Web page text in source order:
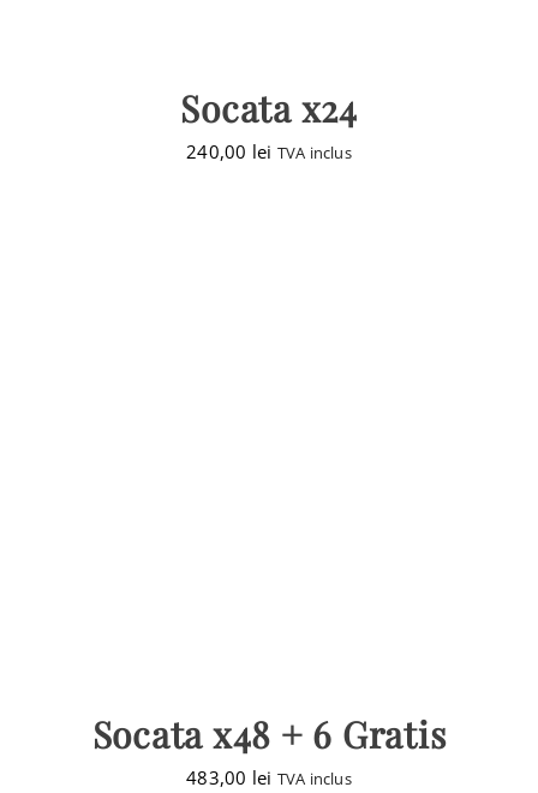
Socata x24
240,00 lei TVA inclus
Socata x48 + 6 Gratis
483,00 lei TVA inclus